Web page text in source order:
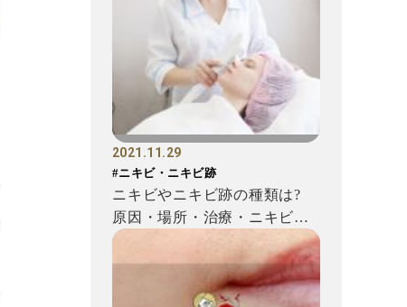
2021.11.29
#ニキビ・ニキビ跡
ニキビやニキビ跡の種類は?
原因・場所・治療・ニキビケ
ア方法まとめ